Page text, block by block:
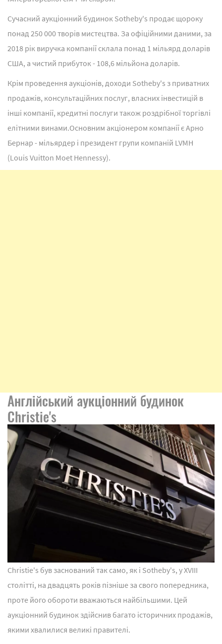
Сучасний аукціонний будинок Sotheby's продає щороку
понад 250 000 творів мистецтва. За офіційними даними, за
2018 рік виручка компанії склала понад 1 мільярд доларів
США, а чистий прибуток - 108,6 мільйона доларів.
Крім проведення аукціонів, доходи Sotheby's з приватних
продажів, консультаційних послуг, власних інвестицій в
інші компанії, кредитні послуги також роздрібної торгівлі
елітними винами.Основним акціонером компанії є Арно
Бернар - мільярдер і президент групи компаній LVMH
(Louis Vuitton Moet Hennessy).
Англійський аукціонний будинок
Christie's
Christie's був заснований так само, як і Sotheby's, у XVIII
столітті, на двадцять років пізніше за свого попередника,
проте його обороти вважаються найбільшими. Цей
аукціонний будинок здійснив багато історичних продажів,
якими хвалилися великі правителі.